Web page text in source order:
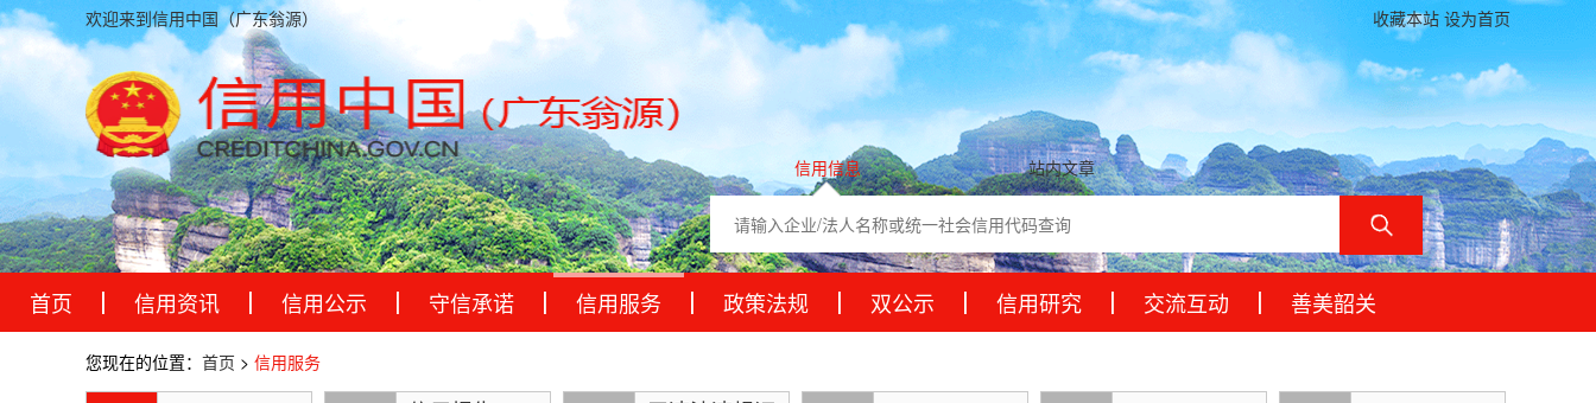
欢迎来到信用中国（广东翁源） 收藏本站 设为首页
信用信息 站内文章
首页 信用资讯 信用公示 守信承诺 信用服务 政策法规 双公示 信用研究 交流互动 善美韶关
您现在的位置： 首页 > 信用服务